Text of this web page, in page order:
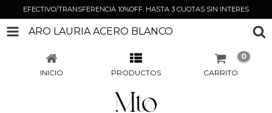
EFECTIVO/TRANSFERENCIA 10%OFF. HASTA 3 CUOTAS SIN INTERES
ARO LAURIA ACERO BLANCO
INICIO PRODUCTOS CARRITO
0